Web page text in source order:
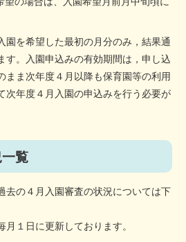
を希望した最初の月分のみ，結果通
す。入園申込みの有効期間は，申し込
まま次年度４月以降も保育園等の利用
次年度４月入園の申込みを行う必要が
覧
の４月入園審査の状況については下
１日に更新しております。